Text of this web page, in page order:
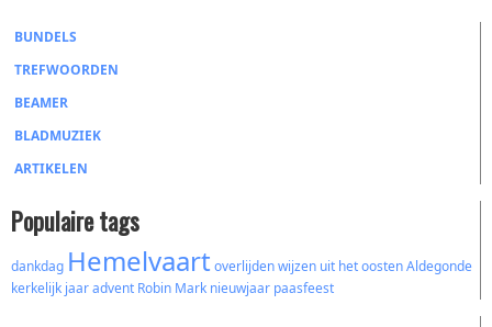
BUNDELS
TREFWOORDEN
BEAMER
BLADMUZIEK
ARTIKELEN
Populaire tags
dankdag Hemelvaartoverlijdenwijzen uit het oostenAldegonde
kerkelijk jaaradvent Robin Mark nieuwjaar paasfeest